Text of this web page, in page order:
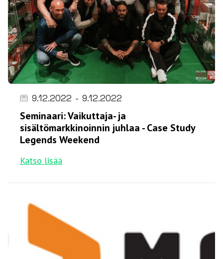
9.12.2022 - 9.12.2022
Seminaari: Vaikuttaja- ja
sisältömarkkinoinnin juhlaa - Case Study
Legends Weekend
Katso lisää